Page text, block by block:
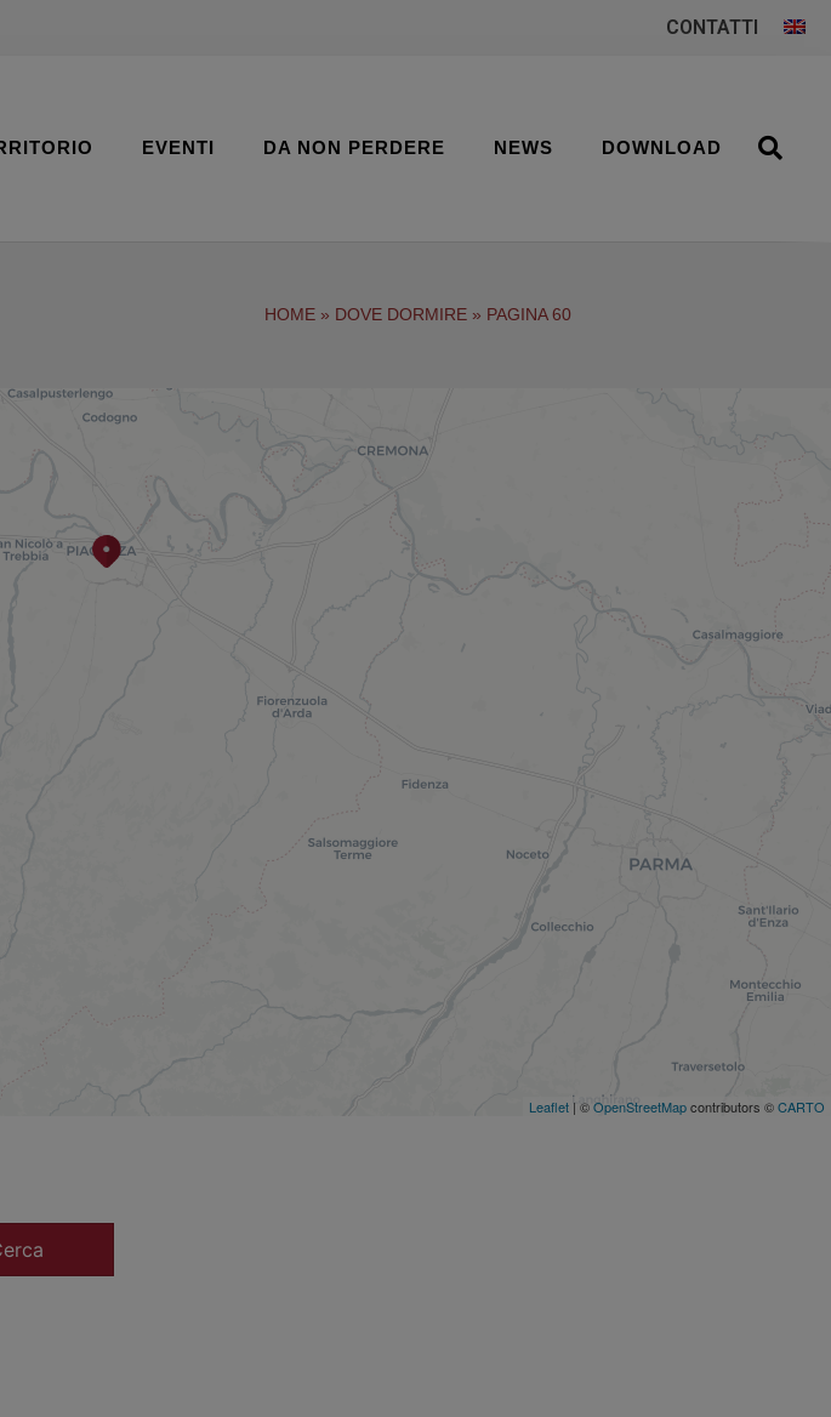
CONTATTI
EVENTI DA NON PERDERE NEWS DOWNLOAD
HOME » DOVE DORMIRE » PAGINA 60
Leaflet | ©OpenStreetMapcontributors ©CARTO